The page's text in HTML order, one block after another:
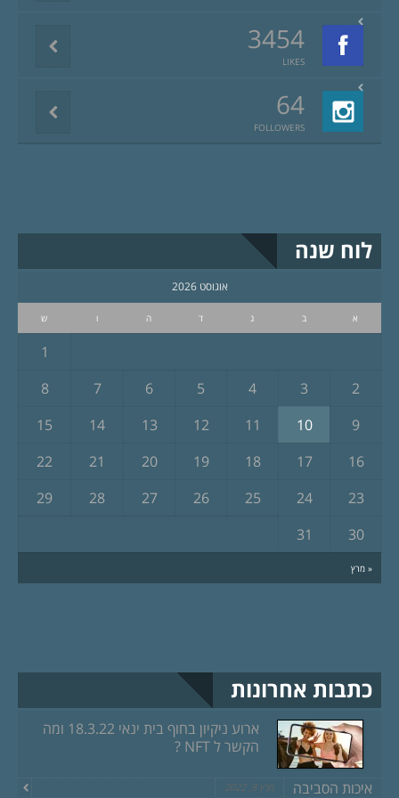
3454
LIKES
64
FOLLOWERS
לוח שנה
אוגוסט 2026
א ב ג ד ה ו ש
« מרץ
1
2
3
4
5
6
7
8
9
10
11
12
13
14
15
16
17
18
19
20
21
22
23
24
25
26
27
28
29
30
31
כתבות אחרונות
ארוע ניקיון בחוף בית ינאי 18.3.22 ומה
הקשר ל NFT ?
איכות הסביבה מרץ 8, 2022